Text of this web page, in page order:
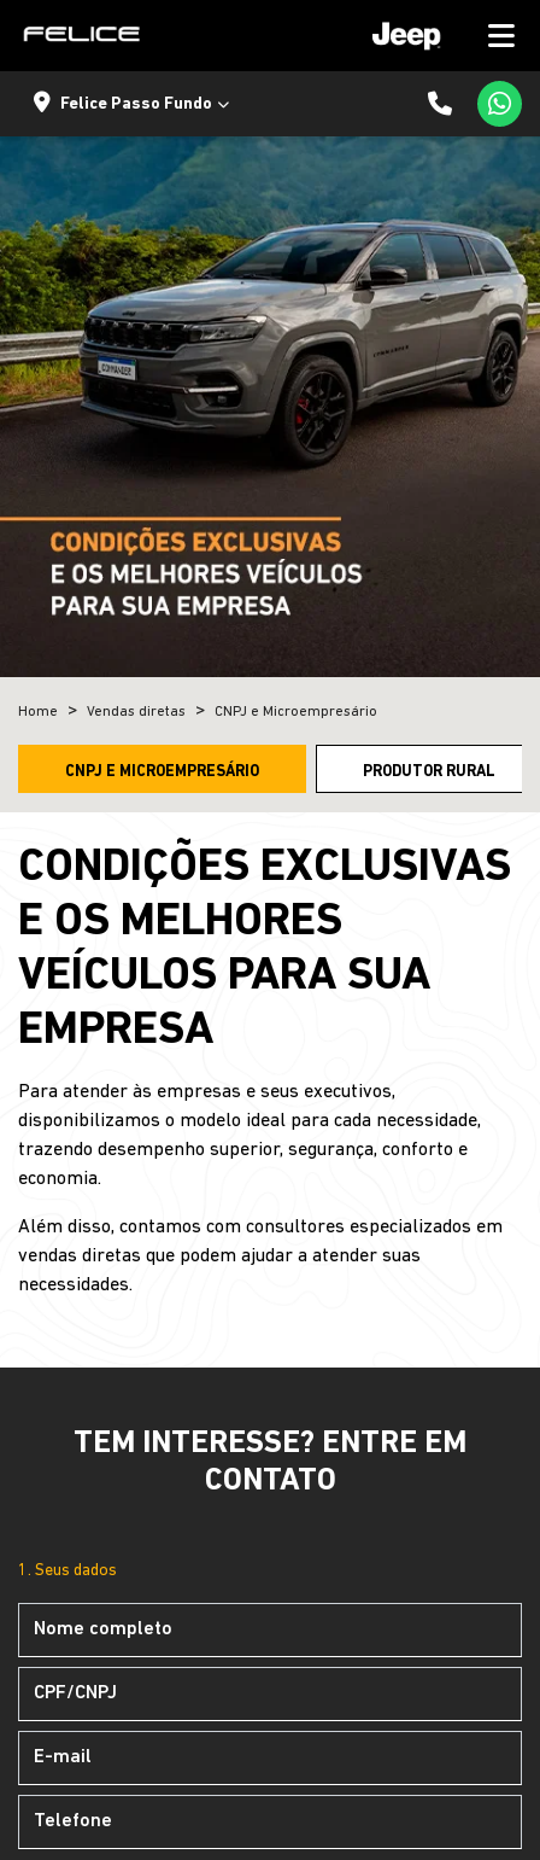
Felice Passo Fundo
Home Vendas diretas CNPJ e Microempresário
CNPJ E MICROEMPRESÁRIO PRODUTOR RURAL
CONDIÇÕES EXCLUSIVAS
E OS MELHORES
VEÍCULOS PARA SUA
EMPRESA
Para atender às empresas e seus executivos,
disponibilizamos o modelo ideal para cada necessidade,
trazendo desempenho superior, segurança, conforto e
economia.
Além disso, contamos com consultores especializados em
vendas diretas que podem ajudar a atender suas
necessidades.
TEM INTERESSE? ENTRE EM
CONTATO
1. Seus dados